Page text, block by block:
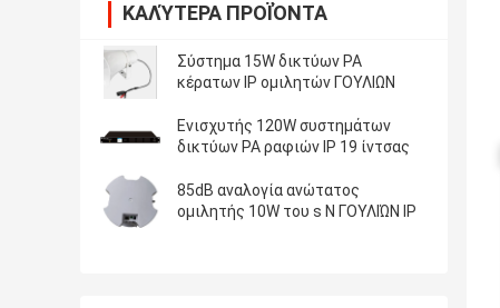
ΚΑΛΎΤΕΡΑ ΠΡΟΪΌΝΤΑ
Σύστημα 15W δικτύων PA
κέρατων IP ομιλητών ΓΟΥΛΙΩΝ
Ενισχυτής 120W συστημάτων
δικτύων PA ραφιών IP 19 ίντσας
85dB αναλογία ανώτατος
ομιλητής 10W του s Ν ΓΟΥΛΙΏΝ IP